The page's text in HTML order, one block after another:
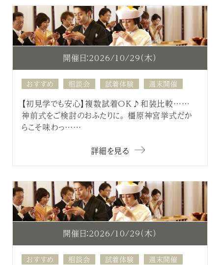
開催日：2026/10/29（木）
おすすめ 相談会 試着体験 週末開催
【初見学でも安心】複数試着OK♪和装比較……
神前式をご検討のおふたりに。 橿原神宮挙式だか
らこそ味わっ……
詳細を見る
開催日：2026/10/29（木）
おすすめ 相談会 試着体験 週末開催